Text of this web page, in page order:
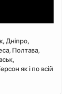
Дніпро,
Полтава,
як і по всій